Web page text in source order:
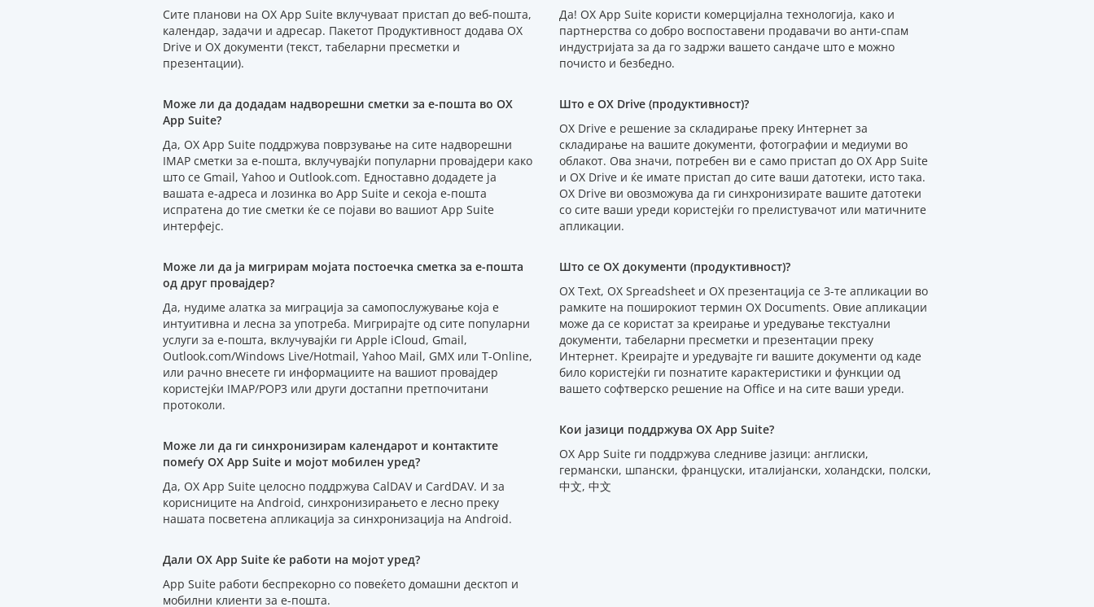
Сите планови на OX App Suite вклучуваат пристап до веб-пошта,
календар, задачи и адресар. Пакетот Продуктивност додава OX
Drive и OX документи (текст, табеларни пресметки и
презентации).
Може ли да додадам надворешни сметки за е-пошта во OX
App Suite?
Да, OX App Suite поддржува поврзување на сите надворешни
IMAP сметки за е-пошта, вклучувајќи популарни провајдери како
што се Gmail, Yahoo и Outlook.com. Едноставно додадете ја
вашата е-адреса и лозинка во App Suite и секоја е-пошта
испратена до тие сметки ќе се појави во вашиот App Suite
интерфејс.
Може ли да ја мигрирам мојата постоечка сметка за е-пошта
од друг провајдер?
Да, нудиме алатка за миграција за самопослужување која е
интуитивна и лесна за употреба. Мигрирајте од сите популарни
услуги за е-пошта, вклучувајќи ги Apple iCloud, Gmail,
Outlook.com/Windows Live/Hotmail, Yahoo Mail, GMX или T-Online,
или рачно внесете ги информациите на вашиот провајдер
користејќи IMAP/POP3 или други достапни претпочитани
протоколи.
Може ли да ги синхронизирам календарот и контактите
помеѓу OX App Suite и мојот мобилен уред?
Да, OX App Suite целосно поддржува CalDAV и CardDAV. И за
корисниците на Android, синхронизирањето е лесно преку
нашата посветена апликација за синхронизација на Android.
Дали OX App Suite ќе работи на мојот уред?
App Suite работи беспрекорно со повеќето домашни десктоп и
мобилни клиенти за е-пошта.
Да! OX App Suite користи комерцијална технологија, како и
партнерства со добро воспоставени продавачи во анти-спам
индустријата за да го задржи вашето сандаче што е можно
почисто и безбедно.
Што е OX Drive (продуктивност)?
OX Drive е решение за складирање преку Интернет за
складирање на вашите документи, фотографии и медиуми во
облакот. Ова значи, потребен ви е само пристап до OX App Suite
и OX Drive и ќе имате пристап до сите ваши датотеки, исто така.
OX Drive ви овозможува да ги синхронизирате вашите датотеки
со сите ваши уреди користејќи го прелистувачот или матичните
апликации.
Што се OX документи (продуктивност)?
OX Text, OX Spreadsheet и OX презентација се 3-те апликации во
рамките на поширокиот термин OX Documents. Овие апликации
може да се користат за креирање и уредување текстуални
документи, табеларни пресметки и презентации преку
Интернет. Креирајте и уредувајте ги вашите документи од каде
било користејќи ги познатите карактеристики и функции од
вашето софтверско решение на Office и на сите ваши уреди.
Кои јазици поддржува OX App Suite?
OX App Suite ги поддржува следниве јазици: англиски,
германски, шпански, француски, италијански, холандски, полски,
中文, 中文